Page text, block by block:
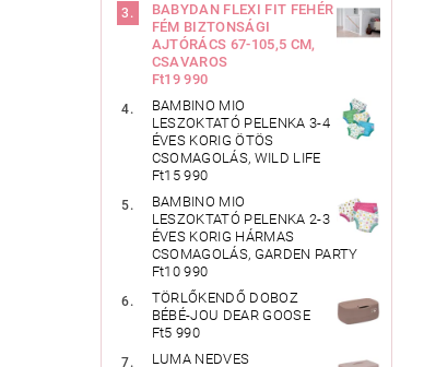
BABYDAN FLEXI FIT FEHÉR
FÉM BIZTONSÁGI
AJTÓRÁCS 67-105,5 CM,
CSAVAROS
Ft19 990
BAMBINO MIO
LESZOKTATÓ PELENKA 3-4
ÉVES KORIG ÖTÖS
CSOMAGOLÁS, WILD LIFE
Ft15 990
BAMBINO MIO
LESZOKTATÓ PELENKA 2-3
ÉVES KORIG HÁRMAS
CSOMAGOLÁS, GARDEN PARTY
Ft10 990
TÖRLŐKENDŐ DOBOZ
BÉBÉ-JOU DEAR GOOSE
Ft5 990
LUMA NEDVES